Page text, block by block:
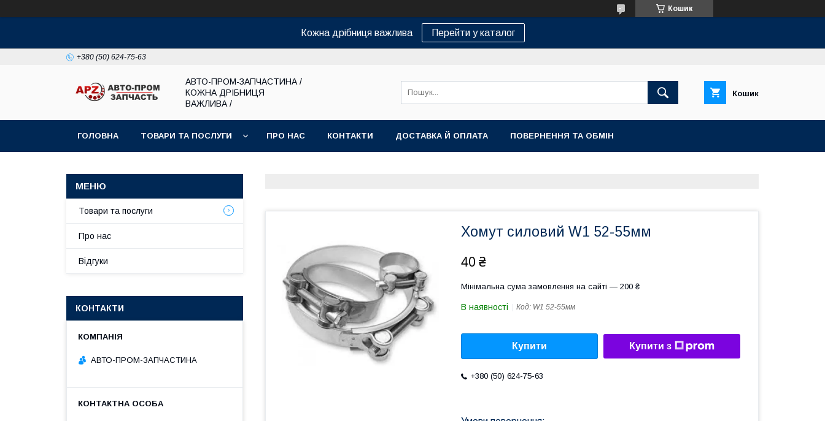
Кошик
Кожна дрібниця важлива Перейти у каталог
+380 (50) 624-75-63
АВТО-ПРОМ-ЗАПЧАСТИНА /
КОЖНА ДРІБНИЦЯ
ВАЖЛИВА /
Кошик
ГОЛОВНА ТОВАРИ ТА ПОСЛУГИ ПРО НАС КОНТАКТИ ДОСТАВКА Й ОПЛАТА ПОВЕРНЕННЯ ТА ОБМІН
Хомут силовий W1 52-55мм
40 ₴
Мінімальна сума замовлення на сайті — 200 ₴
В наявності Код: W1 52-55мм
Купити Купити з
+380 (50) 624-75-63
Товари та послуги
Про нас
Відгуки
КОНТАКТИ
АВТО-ПРОМ-ЗАПЧАСТИНА